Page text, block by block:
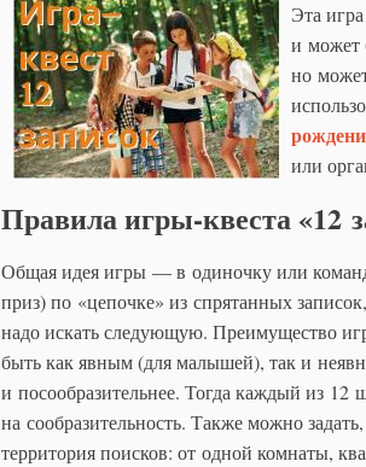
Эта
и может
но
или
Правила игры-квеста «12
Общая идея игры — в одиночку или
приз) по «цепочке» из спрятанных
надо искать следующую. Преимущество
быть как явным (для малышей), так и
и посообразительнее. Тогда каждый из 12
на сообразительность. Также можно
территория поисков: от одной комнаты,